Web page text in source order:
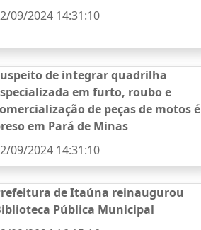
09/2024 14:31:10
de integrar quadrilha
em furto, roubo e
de peças de motos é
em Pará de Minas
09/2024 14:31:10
de Itaúna reinaugurou
Pública Municipal